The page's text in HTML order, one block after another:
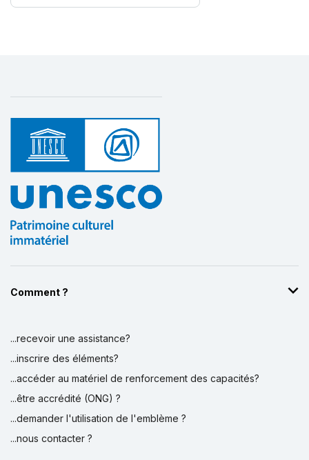
Comment ?
...recevoir une assistance?
...inscrire des éléments?
...accéder au matériel de renforcement des capacités?
...être accrédité (ONG) ?
...demander l'utilisation de l'emblème ?
...nous contacter ?